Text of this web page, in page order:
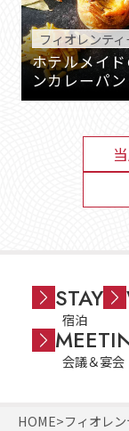
フィオレンテ
ホテルメイ
ンカレーパ
STAY
宿泊
会議＆宴会
HOME フィオレ